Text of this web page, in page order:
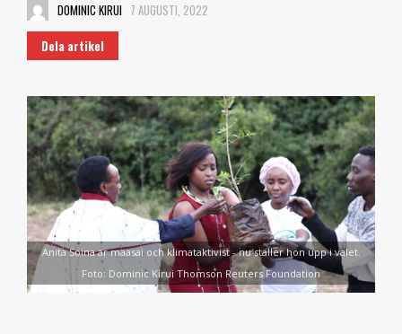
DOMINIC KIRUI 7 AUGUSTI, 2022
Dela artikel
Anita Soina är maasai och klimataktivist - nu ställer hon upp i valet.
Foto: Dominic Kirui Thomson Reuters Foundation